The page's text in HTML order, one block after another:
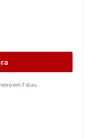
em 7 dias.